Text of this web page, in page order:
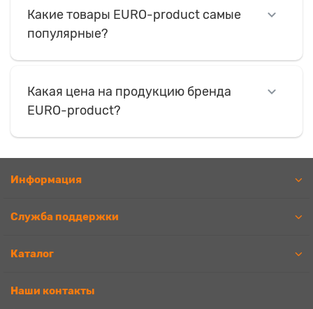
Какие товары EURO-product самые
популярные?
Какая цена на продукцию бренда
EURO-product?
Информация
Служба поддержки
Каталог
Наши контакты